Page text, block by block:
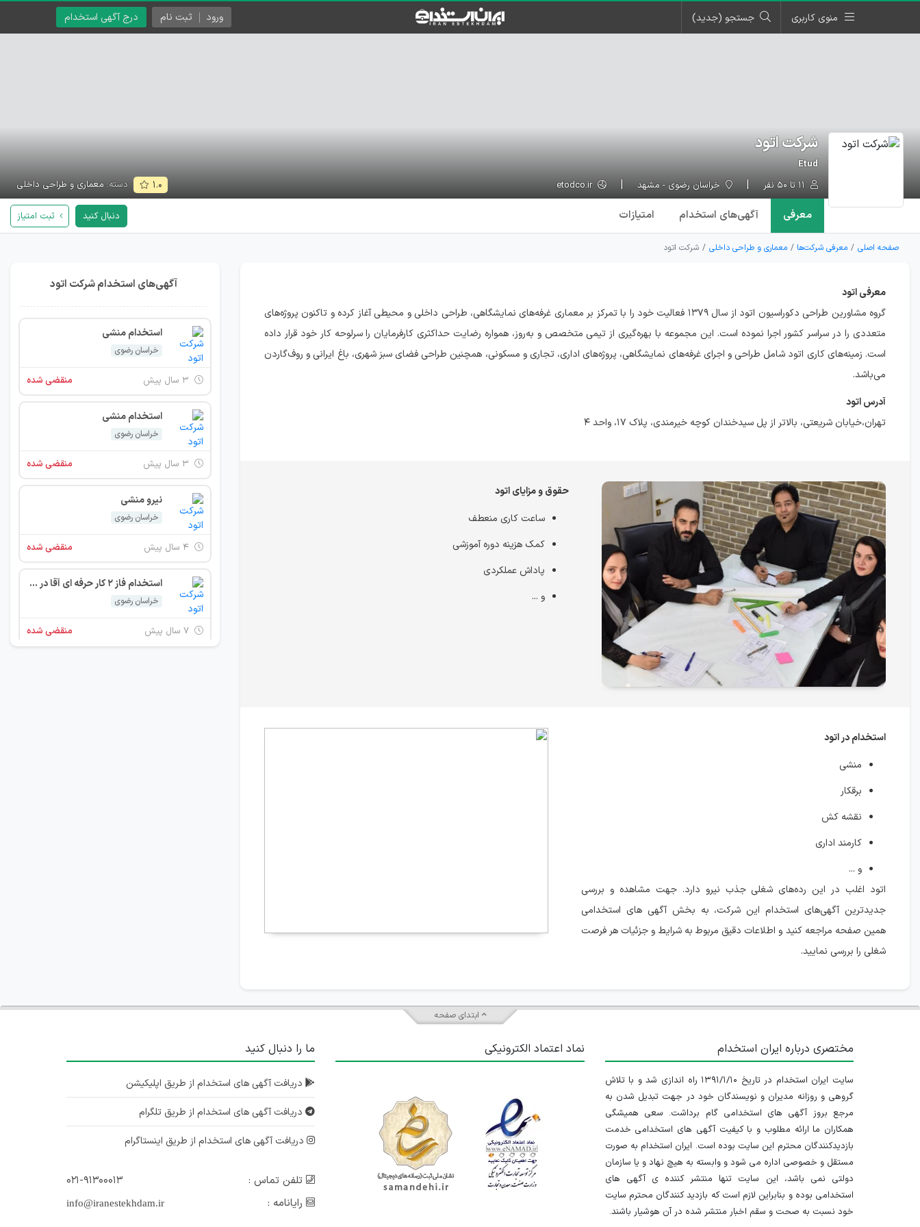
منوی کاربری جستجو (جدید) درج آگهی استخدام ورود ثبت نام
شرکت اتود
Etud
خراسان رضوی - مشهد etodco.ir ۱.۰ دسته: معماری و طراحی داخلی
معرفی آگهی‌های استخدام امتیازات دنبال کنید ثبت امتیاز
صفحه اصلی معرفی شرکت‌ها معماری و طراحی داخلی شرکت اتود
معرفی اتود
گروه مشاورین طراحی دکوراسیون اتود از سال ۱۳۷۹ فعالیت خود را با تمرکز بر معماری غرفه‌های نمایشگاهی، طراحی داخلی و محیطی آغاز کرده و تاکنون پروژه‌های
متعددی را در سراسر کشور اجرا نموده است. این مجموعه با بهره‌گیری از تیمی متخصص و به‌روز، همواره رضایت حداکثری کارفرمایان را سرلوحه کار خود قرار داده
است. زمینه‌های کاری اتود شامل طراحی و اجرای غرفه‌های نمایشگاهی، پروژه‌های اداری، تجاری و مسکونی، همچنین طراحی فضای سبز شهری، باغ ایرانی و روف‌گاردن
می‌باشد.
آدرس اتود
تهران،خیابان شریعتی، بالاتر از پل سیدخندان کوچه خیرمندی، پلاک ۱۷، واحد ۴
حقوق و مزایای اتود
ساعت کاری منعطف
کمک هزینه دوره آموزشی
پاداش عملکردی
و ...
استخدام در اتود
منشی
برقکار
نقشه کش
کارمند اداری
و ...
اتود اغلب در این رده‌های شغلی جذب نیرو دارد. جهت مشاهده و بررسی
جدیدترین آگهی‌های استخدام این شرکت، به بخش آگهی های استخدامی
همین صفحه مراجعه کنید و اطلاعات دقیق مربوط به شرایط و جزئیات هر فرصت
شغلی را بررسی نمایید.
آگهی‌های استخدام شرکت اتود
استخدام منشی
خراسان رضوی
منقضی شده
استخدام منشی
خراسان رضوی
منقضی شده
نیرو منشی
خراسان رضوی
منقضی شده
استخدام فاز 2 کار حرفه ای آقا در یک شرکت معماری و معماری داخلی
خراسان رضوی
منقضی شده
ابتدای صفحه
مختصری درباره ایران استخدام
سایت ایران استخدام در تاریخ ۱۳۹۱/۱/۱۰ راه اندازی شد و با تلاش
گروهی و روزانه مدیران و نویسندگان خود در جهت تبدیل شدن به
مرجع بروز آگهی های استخدامی گام برداشت. سعی همیشگی
همکاران ما ارائه مطلوب و با کیفیت آگهی های استخدامی خدمت
بازدیدکنندگان محترم این سایت بوده است. ایران استخدام به صورت
مستقل و خصوصی اداره می شود و وابسته به هیچ نهاد و یا سازمان
دولتی نمی باشد، این سایت تنها منتشر کننده ی آگهی های
استخدامی بوده و بنابراین لازم است که بازدید کنندگان محترم سایت
خود نسبت به صحت و سقم اخبار منتشر شده در آن هوشیار باشند.
نماد اعتماد الکترونیکی ما را دنبال کنید
دریافت آگهی های استخدام از طریق اپلیکیشن
دریافت آگهی های استخدام از طریق تلگرام
دریافت آگهی های استخدام از طریق اینستاگرام
تلفن تماس :
۰۲۱-۹۱۳۰۰۰۱۳
رایانامه :
info@iranestekhdam.ir